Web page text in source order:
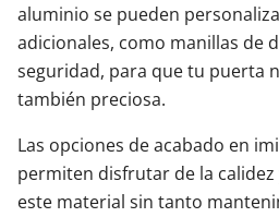
aluminio se pueden
adicionales, como manillas de
seguridad, para que tu puerta
también preciosa.
Las opciones de acabado en
permiten disfrutar de la
este material sin tanto